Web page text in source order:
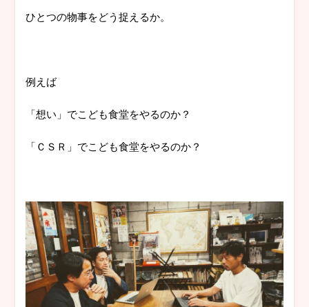
ひとつの物事をどう捉えるか。
例えば
「想い」でこども食堂をやるのか？
「ＣＳＲ」でこども食堂をやるのか？